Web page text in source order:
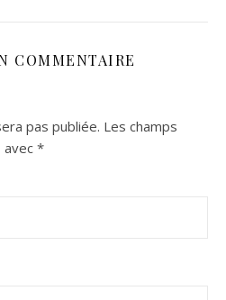
COMMENTAIRE
pas publiée. Les champs
avec *